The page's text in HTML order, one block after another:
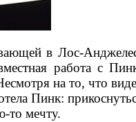
в Лос-
работа с
на то, что
Пинк:
то мечту.